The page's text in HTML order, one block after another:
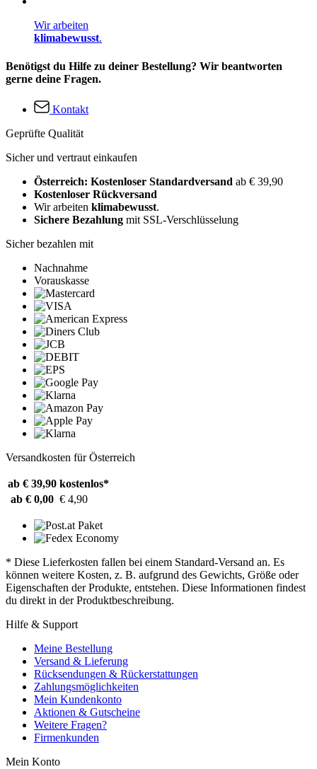
Wir arbeiten
klimabewusst.
Benötigst du Hilfe zu deiner Bestellung? Wir beantworten
gerne deine Fragen.
Kontakt
Geprüfte Qualität
Sicher und vertraut einkaufen
Österreich: Kostenloser Standardversand ab € 39,90
Kostenloser Rückversand
Wir arbeiten klimabewusst.
Sichere Bezahlung mit SSL-Verschlüsselung
Sicher bezahlen mit
Nachnahme
Vorauskasse
Versandkosten für Österreich
ab € 39,90 kostenlos*
ab € 0,00 € 4,90
* Diese Lieferkosten fallen bei einem Standard-Versand an. Es
können weitere Kosten, z. B. aufgrund des Gewichts, Größe oder
Eigenschaften der Produkte, entstehen. Diese Informationen findest
du direkt in der Produktbeschreibung.
Hilfe & Support
Meine Bestellung
Versand & Lieferung
Rücksendungen & Rückerstattungen
Zahlungsmöglichkeiten
Mein Kundenkonto
Aktionen & Gutscheine
Weitere Fragen?
Firmenkunden
Mein Konto